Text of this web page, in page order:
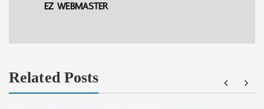
EZ WEBMASTER
Related Posts